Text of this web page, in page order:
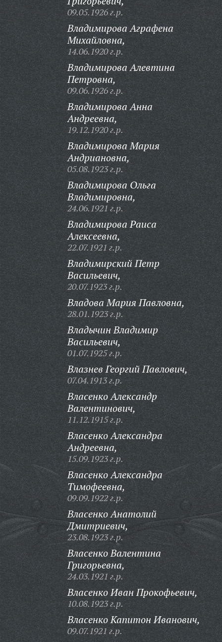
09.05.1926 г.р.
Владимирова Аграфена
Михайловна,
14.06.1920 г.р.
Владимирова Алевтина
Петровна,
09.06.1926 г.р.
Владимирова Анна
Андреевна,
19.12.1920 г.р.
Владимирова Мария
Андриановна,
05.08.1923 г.р.
Владимирова Ольга
Владимировна,
24.06.1921 г.р.
Владимирова Раиса
Алексеевна,
22.07.1921 г.р.
Владимирский Петр
Васильевич,
20.07.1923 г.р.
Владова Мария Павловна,
28.01.1923 г.р.
Владычин Владимир
Васильевич,
01.07.1925 г.р.
Влазнев Георгий Павлович,
07.04.1913 г.р.
Власенко Александр
Валентинович,
11.12.1915 г.р.
Власенко Александра
Андреевна,
15.09.1923 г.р.
Власенко Александра
Тимофеевна,
09.09.1922 г.р.
Власенко Анатолий
Дмитриевич,
23.08.1923 г.р.
Власенко Валентина
Григорьевна,
24.03.1921 г.р.
Власенко Иван Прокофьевич,
10.08.1923 г.р.
Власенко Капитон Иванович,
09.07.1921 г.р.